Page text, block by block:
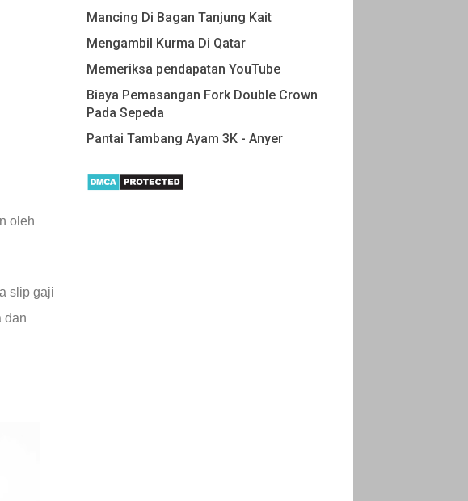
oleh
slip gaji
dan
Mancing Di Bagan Tanjung Kait
Mengambil Kurma Di Qatar
Memeriksa pendapatan YouTube
Biaya Pemasangan Fork Double Crown
Pada Sepeda
Pantai Tambang Ayam 3K - Anyer